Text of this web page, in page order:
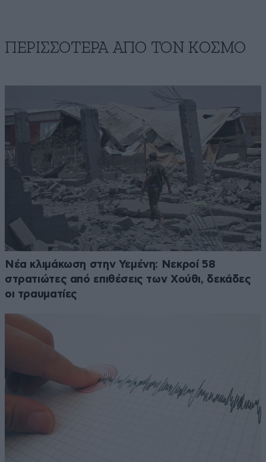
ΠΕΡΙΣΣΟΤΕΡΑ ΑΠΟ ΤΟΝ ΚΟΣΜΟ
Νέα κλιμάκωση στην Υεμένη: Νεκροί 58
στρατιώτες από επιθέσεις των Χούθι, δεκάδες
οι τραυματίες